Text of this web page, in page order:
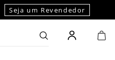
Seja um Revendedor